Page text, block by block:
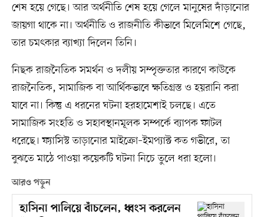
শেষ হয়ে গেছে। আর অর্থনীতি শেষ হয়ে গেলে মানুষের দাঁড়ানোর
জায়গা থাকে না। অর্থনীতি ও রাজনীতি কীভাবে মিলেমিশে গেছে,
তার চমৎকার ব্যাখ্যা দিলেন তিনি।
নিছক রাজনৈতিক সমর্থন ও দলীয় সম্পৃক্ততার কারণে কাউকে
রাজনৈতিক, সামাজিক বা আর্থিকভাবে ক্ষতিগ্রস্ত ও হয়রানি করা
যাবে না। কিন্তু এ ধরনের ঘটনা হরহামেশাই চলছে। এতে
সামাজিক সংহতি ও সহাবস্থানমূলক সম্পর্কে ব্যাপক ফাটল
ধরেছে। ফ্যাসিস্ট তাড়ানোর মাইক্রো–ইমপ্যাক্ট কত গভীরে, তা
বুঝতে মাঠে পাওয়া কয়েকটি ঘটনা নিচে তুলে ধরা হলো।
আরও পড়ুন
হাসিনা পালিয়ে বাঁচলেন, ধ্বংস করলেন